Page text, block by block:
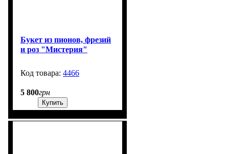
Букет из пионов, фрезий
и роз "Мистерия"
4466
5 800грн
Купить